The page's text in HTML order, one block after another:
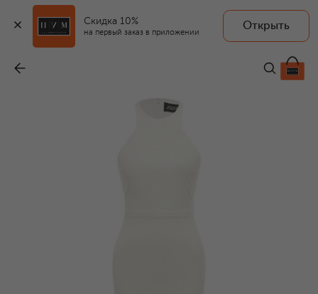
Скидка 10%
на первый заказ в приложении
Открыть
SOLACE LONDON
59 000 ₽